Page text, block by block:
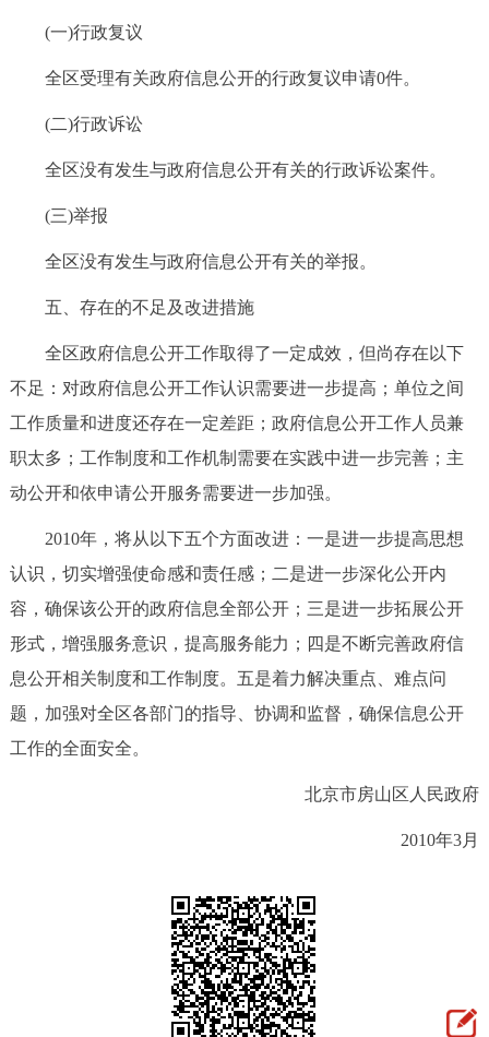
(一)行政复议
全区受理有关政府信息公开的行政复议申请0件。
(二)行政诉讼
全区没有发生与政府信息公开有关的行政诉讼案件。
(三)举报
全区没有发生与政府信息公开有关的举报。
五、存在的不足及改进措施
全区政府信息公开工作取得了一定成效，但尚存在以下
不足：对政府信息公开工作认识需要进一步提高；单位之间
工作质量和进度还存在一定差距；政府信息公开工作人员兼
职太多；工作制度和工作机制需要在实践中进一步完善；主
动公开和依申请公开服务需要进一步加强。
2010年，将从以下五个方面改进：一是进一步提高思想
认识，切实增强使命感和责任感；二是进一步深化公开内
容，确保该公开的政府信息全部公开；三是进一步拓展公开
形式，增强服务意识，提高服务能力；四是不断完善政府信
息公开相关制度和工作制度。五是着力解决重点、难点问
题，加强对全区各部门的指导、协调和监督，确保信息公开
工作的全面安全。
北京市房山区人民政府
2010年3月